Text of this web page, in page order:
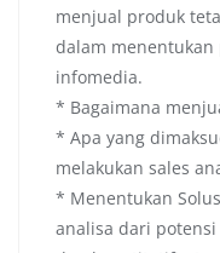
menjual produk
dalam
infomedia.
* Bagaimana
* Apa yang
melakukan sales
* Menentukan
analisa dari